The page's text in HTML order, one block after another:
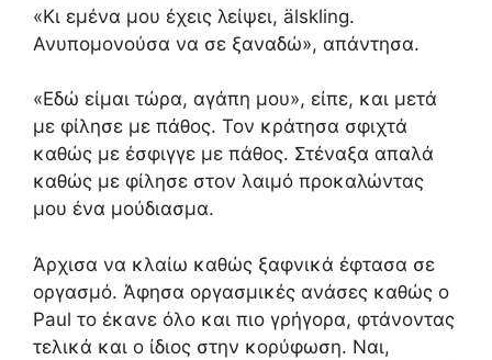
«Κι εμένα μου έχεις λείψει, älskling.
Ανυπομονούσα να σε ξαναδώ», απάντησα.
«Εδώ είμαι τώρα, αγάπη μου», είπε, και μετά
με φίλησε με πάθος. Τον κράτησα σφιχτά
καθώς με έσφιγγε με πάθος. Στέναξα απαλά
καθώς με φίλησε στον λαιμό προκαλώντας
μου ένα μούδιασμα.
Άρχισα να κλαίω καθώς ξαφνικά έφτασα σε
οργασμό. Άφησα οργασμικές ανάσες καθώς ο
Paul το έκανε όλο και πιο γρήγορα, φτάνοντας
τελικά και ο ίδιος στην κορύφωση. Ναι,